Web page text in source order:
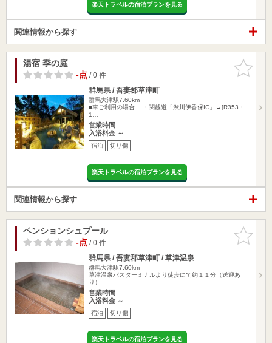
楽天トラベルの宿泊プランを見る
関連情報から探す
お気に入
りに追加
湯宿 季の庭
-点/ 0 件
群馬県 / 吾妻郡草津町
群馬大津駅7.60km
■車ご利用の場合 ・関越道「渋川伊香保IC」→[R353・
1…
営業時間
入浴料金 ～
宿泊 切り傷
楽天トラベルの宿泊プランを見る
関連情報から探す
お気に入
りに追加
ペンションシュプール
-点/ 0 件
群馬県 / 吾妻郡草津町 / 草津温泉
群馬大津駅7.60km
草津温泉バスターミナルより徒歩にて約１１分（送迎あ
り）
営業時間
入浴料金 ～
宿泊 切り傷
楽天トラベルの宿泊プランを見る